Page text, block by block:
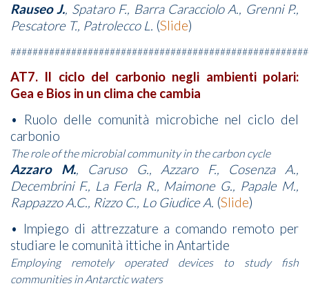
Rauseo J., Spataro F., Barra Caracciolo A., Grenni P.,
Pescatore T., Patrolecco L. (Slide)
AT7. Il ciclo del carbonio negli ambienti polari:
Gea e Bios in un clima che cambia
• Ruolo delle comunità microbiche nel ciclo del
carbonio
The role of the microbial community in the carbon cycle
Azzaro M., Caruso G., Azzaro F., Cosenza A.,
Decembrini F., La Ferla R., Maimone G., Papale M.,
Rappazzo A.C., Rizzo C., Lo Giudice A. (Slide)
• Impiego di attrezzature a comando remoto per
studiare le comunità ittiche in Antartide
Employing remotely operated devices to study fish
communities in Antarctic waters